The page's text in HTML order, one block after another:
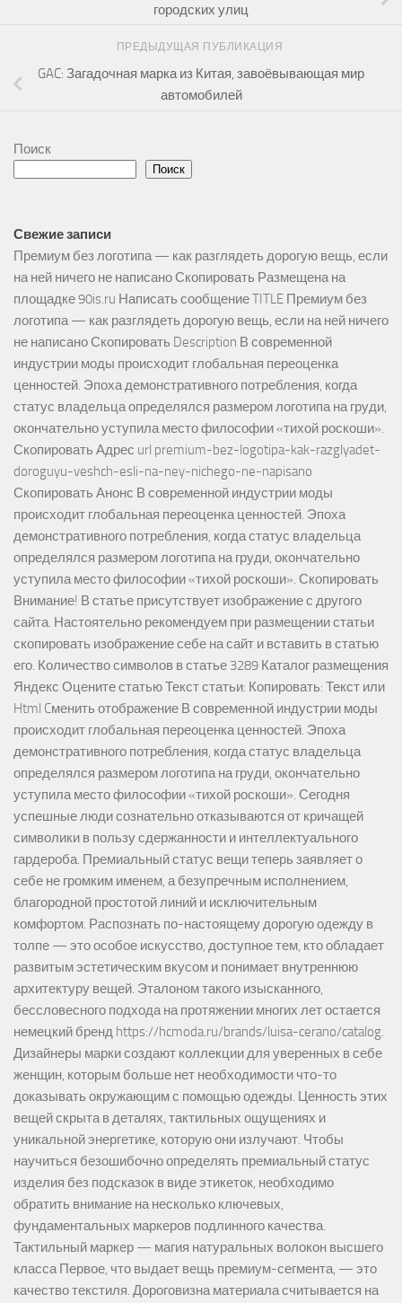
городских улиц
ПРЕДЫДУЩАЯ ПУБЛИКАЦИЯ
GAC: Загадочная марка из Китая, завоёвывающая мир
автомобилей
Поиск
Поиск
Свежие записи
Премиум без логотипа — как разглядеть дорогую вещь, если
на ней ничего не написано Скопировать Размещена на
площадке 90is.ru Написать сообщение TITLE Премиум без
логотипа — как разглядеть дорогую вещь, если на ней ничего
не написано Скопировать Description В современной
индустрии моды происходит глобальная переоценка
ценностей. Эпоха демонстративного потребления, когда
статус владельца определялся размером логотипа на груди,
окончательно уступила место философии «тихой роскоши».
Скопировать Адрес url premium-bez-logotipa-kak-razglyadet-
doroguyu-veshch-esli-na-ney-nichego-ne-napisano
Скопировать Анонс В современной индустрии моды
происходит глобальная переоценка ценностей. Эпоха
демонстративного потребления, когда статус владельца
определялся размером логотипа на груди, окончательно
уступила место философии «тихой роскоши». Скопировать
Внимание! В статье присутствует изображение с другого
сайта. Настоятельно рекомендуем при размещении статьи
скопировать изображение себе на сайт и вставить в статью
его. Количество символов в статье 3289 Каталог размещения
Яндекс Оцените статью Текст статьи: Копировать: Текст или
Html Cменить отображение В современной индустрии моды
происходит глобальная переоценка ценностей. Эпоха
демонстративного потребления, когда статус владельца
определялся размером логотипа на груди, окончательно
уступила место философии «тихой роскоши». Сегодня
успешные люди сознательно отказываются от кричащей
символики в пользу сдержанности и интеллектуального
гардероба. Премиальный статус вещи теперь заявляет о
себе не громким именем, а безупречным исполнением,
благородной простотой линий и исключительным
комфортом. Распознать по-настоящему дорогую одежду в
толпе — это особое искусство, доступное тем, кто обладает
развитым эстетическим вкусом и понимает внутреннюю
архитектуру вещей. Эталоном такого изысканного,
бессловесного подхода на протяжении многих лет остается
немецкий бренд https://hcmoda.ru/brands/luisa-cerano/catalog.
Дизайнеры марки создают коллекции для уверенных в себе
женщин, которым больше нет необходимости что-то
доказывать окружающим с помощью одежды. Ценность этих
вещей скрыта в деталях, тактильных ощущениях и
уникальной энергетике, которую они излучают. Чтобы
научиться безошибочно определять премиальный статус
изделия без подсказок в виде этикеток, необходимо
обратить внимание на несколько ключевых,
фундаментальных маркеров подлинного качества.
Тактильный маркер — магия натуральных волокон высшего
класса Первое, что выдает вещь премиум-сегмента, — это
качество текстиля. Дороговизна материала считывается на